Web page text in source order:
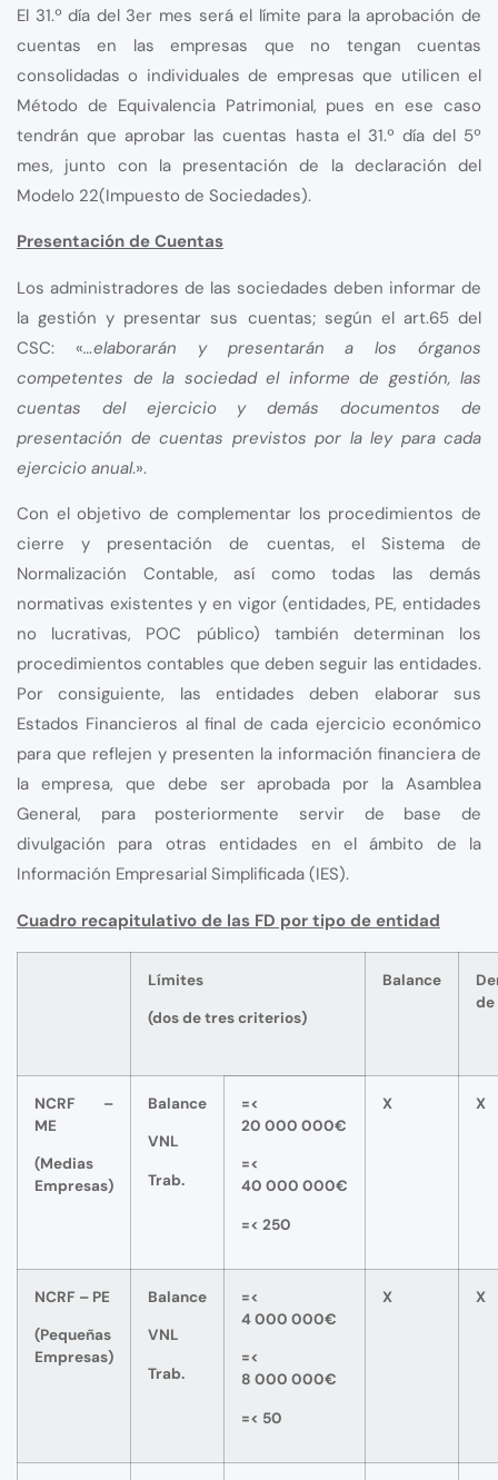
El 31.º día del 3er mes será el límite para la aprobación de
cuentas en las empresas que no tengan cuentas
consolidadas o individuales de empresas que utilicen el
Método de Equivalencia Patrimonial, pues en ese caso
tendrán que aprobar las cuentas hasta el 31.º día del 5º
mes, junto con la presentación de la declaración del
Modelo 22(Impuesto de Sociedades).
Presentación de Cuentas
Los administradores de las sociedades deben informar de
la gestión y presentar sus cuentas; según el art.65 del
CSC: «…elaborarán y presentarán a los órganos
competentes de la sociedad el informe de gestión, las
cuentas del ejercicio y demás documentos de
presentación de cuentas previstos por la ley para cada
ejercicio anual.».
Con el objetivo de complementar los procedimientos de
cierre y presentación de cuentas, el Sistema de
Normalización Contable, así como todas las demás
normativas existentes y en vigor (entidades, PE, entidades
no lucrativas, POC público) también determinan los
procedimientos contables que deben seguir las entidades.
Por consiguiente, las entidades deben elaborar sus
Estados Financieros al final de cada ejercicio económico
para que reflejen y presenten la información financiera de
la empresa, que debe ser aprobada por la Asamblea
General, para posteriormente servir de base de
divulgación para otras entidades en el ámbito de la
Información Empresarial Simplificada (IES).
Cuadro recapitulativo de las FD por tipo de entidad
Límites
(dos de tres criterios)
Balance
de
NCRF –
ME
(Medias
Empresas)
Balance
VNL
Trab.
=<
20 000 000€
=<
40 000 000€
=< 250
X X
NCRF – PE
(Pequeñas
Empresas)
Balance
VNL
Trab.
=<
4 000 000€
=<
8 000 000€
=< 50
X X